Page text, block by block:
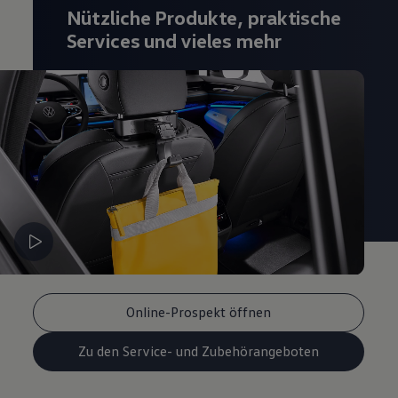
Magazin
Lifestyle
Transport
Elektromobilität
Volkswagen R
Pannen- und Unfallhilfe
Volkswagen Kundenbetreuung
Online-Prospekt öffnen
Zu den Service- und Zubehörangeboten
Nützliche Produkte, praktische
Services und vieles mehr